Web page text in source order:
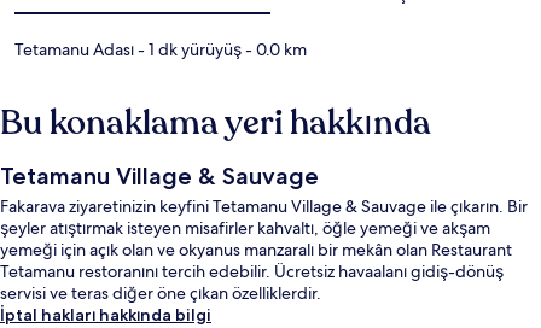
Tetamanu Adası- 1 dk yürüyüş- 0.0 km
Bu konaklama yeri hakkında
Tetamanu Village & Sauvage
Fakarava ziyaretinizin keyfini Tetamanu Village & Sauvage ile çıkarın. Bir
şeyler atıştırmak isteyen misafirler kahvaltı, öğle yemeği ve akşam
yemeği için açık olan ve okyanus manzaralı bir mekân olan Restaurant
Tetamanu restoranını tercih edebilir. Ücretsiz havaalanı gidiş-dönüş
servisi ve teras diğer öne çıkan özelliklerdir.
İptal hakları hakkında bilgi